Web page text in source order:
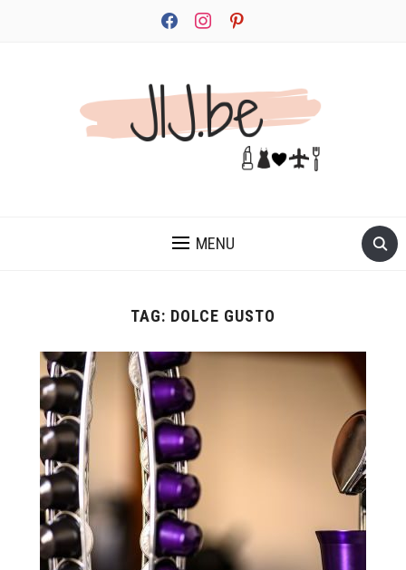
facebookinstagrampinterest
MENU
TAG: DOLCE GUSTO